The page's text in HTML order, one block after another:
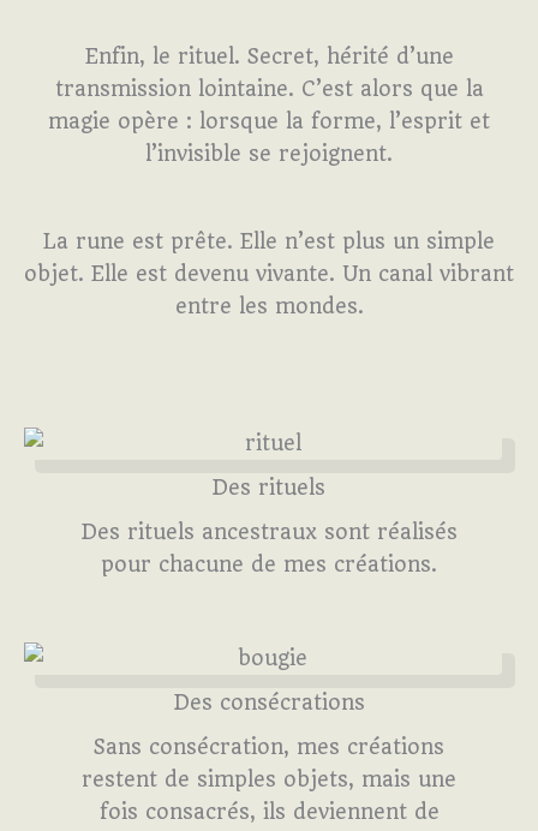
Enfin, le rituel. Secret, hérité d’une
transmission lointaine. C’est alors que la
magie opère : lorsque la forme, l’esprit et
l’invisible se rejoignent.
La rune est prête. Elle n’est plus un simple
objet. Elle est devenu vivante. Un canal vibrant
entre les mondes.
Des rituels
Des rituels ancestraux sont réalisés
pour chacune de mes créations.
Des consécrations
Sans consécration, mes créations
restent de simples objets, mais une
fois consacrés, ils deviennent de